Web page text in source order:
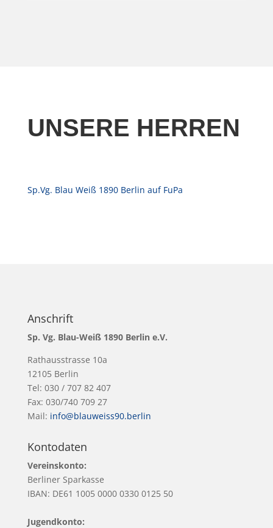
UNSERE HERREN
Sp.Vg. Blau Weiß 1890 Berlin auf FuPa
Anschrift
Sp. Vg. Blau-Weiß 1890 Berlin e.V.
Rathausstrasse 10a
12105 Berlin
Tel: 030 / 707 82 407
Fax: 030/740 709 27
Mail: info@blauweiss90.berlin
Kontodaten
Vereinskonto:
Berliner Sparkasse
IBAN: DE61 1005 0000 0330 0125 50
Jugendkonto: